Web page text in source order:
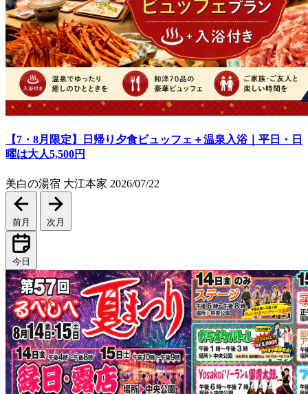
【7・8月限定】日帰り夕食ビュッフェ＋温泉入浴｜平日・日
曜は大人5,500円
美白の湯宿 大江本家 2026/07/22
前月 次月
今日